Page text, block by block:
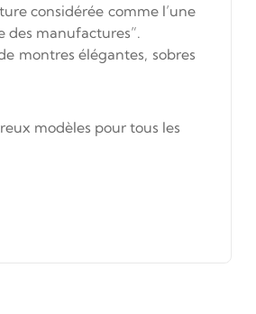
considérée comme l’une
des manufactures”.
montres élégantes, sobres
modèles pour tous les